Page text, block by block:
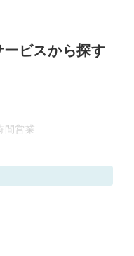
ービスから探す
間営業